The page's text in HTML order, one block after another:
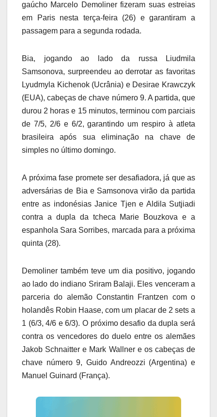
gaúcho Marcelo Demoliner fizeram suas estreias
em Paris nesta terça-feira (26) e garantiram a
passagem para a segunda rodada.
Bia, jogando ao lado da russa Liudmila
Samsonova, surpreendeu ao derrotar as favoritas
Lyudmyla Kichenok (Ucrânia) e Desirae Krawczyk
(EUA), cabeças de chave número 9. A partida, que
durou 2 horas e 15 minutos, terminou com parciais
de 7/5, 2/6 e 6/2, garantindo um respiro à atleta
brasileira após sua eliminação na chave de
simples no último domingo.
A próxima fase promete ser desafiadora, já que as
adversárias de Bia e Samsonova virão da partida
entre as indonésias Janice Tjen e Aldila Sutjiadi
contra a dupla da tcheca Marie Bouzkova e a
espanhola Sara Sorribes, marcada para a próxima
quinta (28).
Demoliner também teve um dia positivo, jogando
ao lado do indiano Sriram Balaji. Eles venceram a
parceria do alemão Constantin Frantzen com o
holandês Robin Haase, com um placar de 2 sets a
1 (6/3, 4/6 e 6/3). O próximo desafio da dupla será
contra os vencedores do duelo entre os alemães
Jakob Schnaitter e Mark Wallner e os cabeças de
chave número 9, Guido Andreozzi (Argentina) e
Manuel Guinard (França).